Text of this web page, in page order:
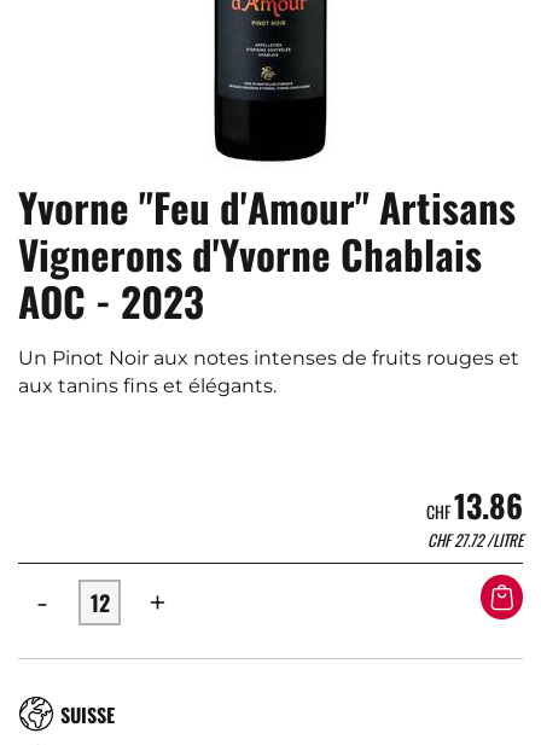
Yvorne "Feu d'Amour" Artisans
Vignerons d'Yvorne Chablais
AOC - 2023
Un Pinot Noir aux notes intenses de fruits rouges et
aux tanins fins et élégants.
CHF13.86
CHF27.72/LITRE
- +
RÉGION
SUISSE